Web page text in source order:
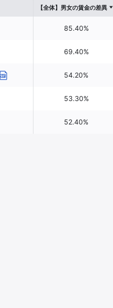
【全体】男女の賃金の差異
85.40%
69.40%
54.20%
53.30%
52.40%